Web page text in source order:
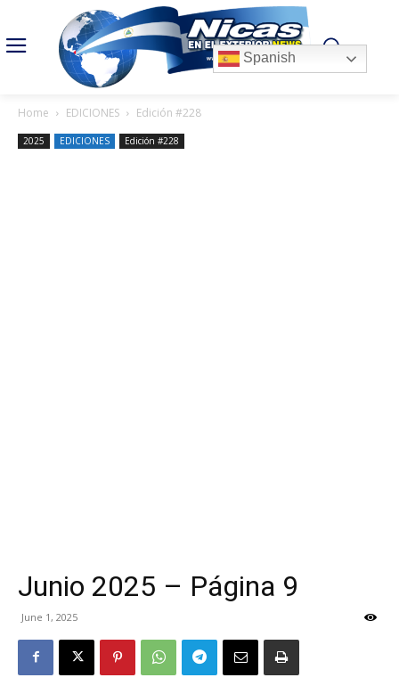
Home EDICIONES Edición #228
2025 EDICIONES Edición #228
Junio 2025 – Página 9
June 1, 2025
Spanish